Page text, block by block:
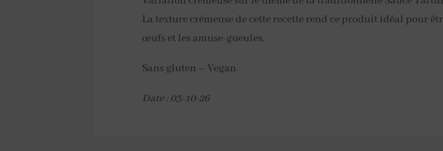
La texture crémeuse de cette recette rend ce produit idéal pour
œufs et les amuse-gueules.
Sans gluten – Vegan
Date : 03-10-26